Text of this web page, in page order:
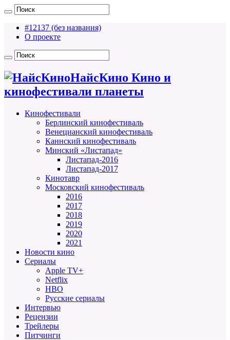
#12137 (без названия)
О проекте
НайсКино Кино и
кинофестивали планеты
Кинофестивали
Берлинский кинофестиваль
Венецианский кинофестиваль
Каннский кинофестиваль
Минский «Листапад»
Листапад-2016
Листапад-2017
Кинотавр
Московский кинофестиваль
2016
2017
2018
2019
2020
2021
Новости кино
Сериалы
Apple TV+
Netflix
HBO
Русские сериалы
Интервью
Рецензии
Трейлеры
Питчинги